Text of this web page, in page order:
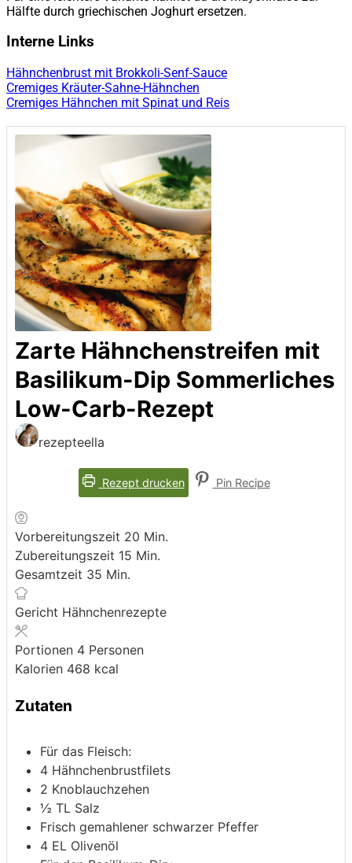
Hälfte durch griechischen Joghurt ersetzen.
Interne Links
Hähnchenbrust mit Brokkoli-Senf-Sauce
Cremiges Kräuter-Sahne-Hähnchen
Cremiges Hähnchen mit Spinat und Reis
Zarte Hähnchenstreifen mit
Basilikum-Dip Sommerliches
Low-Carb-Rezept
rezepteella
Rezept drucken Pin Recipe
Vorbereitungszeit 20 Minuten
Min.
Zubereitungszeit 15 Minuten
Min.
Gesamtzeit 35 Minuten
Min.
Gericht Hähnchenrezepte
Portionen 4 Personen
Kalorien 468 kcal
Zutaten
Für das Fleisch:
4 Hähnchenbrustfilets
2 Knoblauchzehen
½ TL Salz
Frisch gemahlener schwarzer Pfeffer
4 EL Olivenöl